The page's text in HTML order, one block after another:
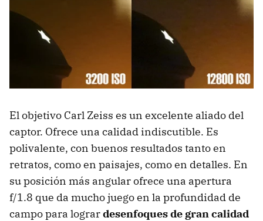
El objetivo Carl Zeiss es un excelente aliado del
captor. Ofrece una calidad indiscutible. Es
polivalente, con buenos resultados tanto en
retratos, como en paisajes, como en detalles. En
su posición más angular ofrece una apertura
f/1.8 que da mucho juego en la profundidad de
campo para logrardesenfoques de gran calidad